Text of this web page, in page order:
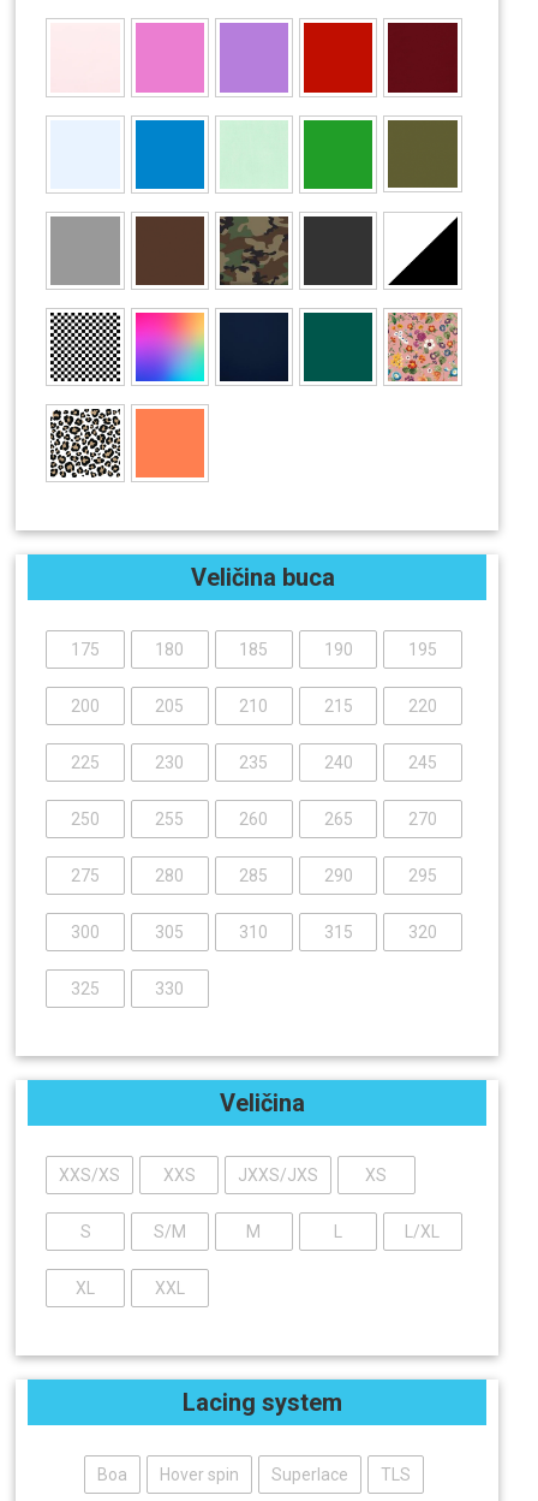
Veličina buca
175 180 185 190 195
200 205 210 215 220
225 230 235 240 245
250 255 260 265 270
275 280 285 290 295
300 305 310 315 320
325 330
Veličina
XXS/XS XXS JXXS/JXS XS
S S/M M L L/XL
XL XXL
Lacing system
Boa Hover spin Superlace TLS